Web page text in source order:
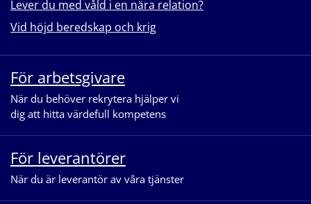
Lever du med våld i en nära relation?
Vid höjd beredskap och krig
För arbetsgivare
När du behöver rekrytera hjälper vi
dig att hitta värdefull kompetens
För leverantörer
När du är leverantör av våra tjänster